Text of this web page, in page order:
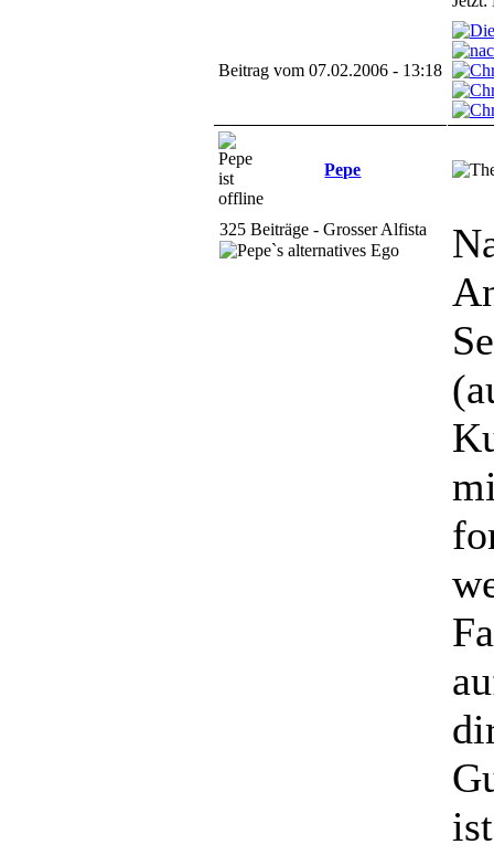
Beitrag vom 07.02.2006 - 13:18
Pepe
325 Beiträge - Grosser Alfista